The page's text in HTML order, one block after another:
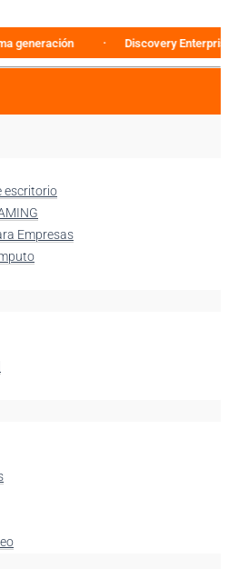
Discovery Enterprise Business
escritorio
Empresas